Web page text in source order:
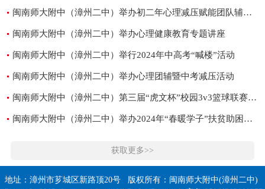
闽南师大附中（漳州二中）举办初二年心理减压赋能团队辅导活动
闽南师大附中（漳州二中）举办心理健康教育专题讲座
闽南师大附中（漳州二中）举行2024年中高考“喊楼”活动
闽南师大附中（漳州二中）举办心理团辅暨中考减压活动
闽南师大附中（漳州二中）第三届“虎文杯”校园3v3篮球联赛圆满收官
闽南师大附中（漳州二中）举办2024年“春暖学子”扶贫助困慰问活动
获取更多>>
地址：漳州市芗城区新路顶20号 版权所有：闽南师大附中(漳州二中)